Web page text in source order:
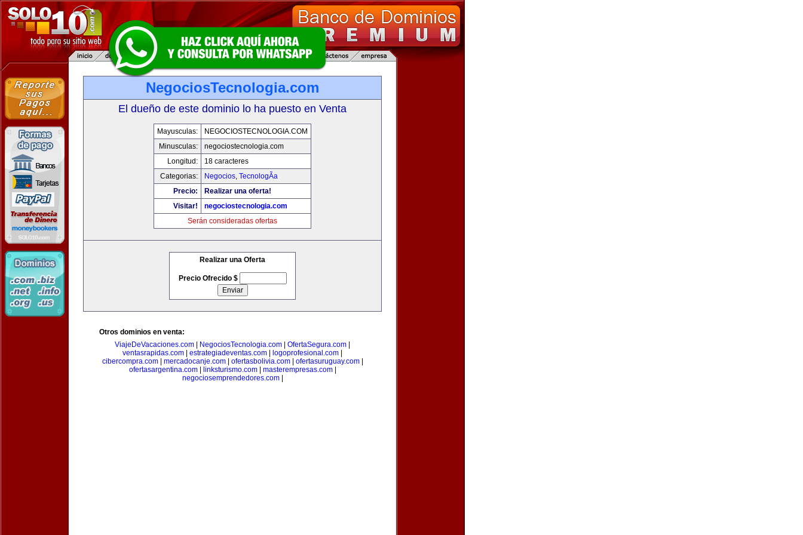
NegociosTecnologia.com
El dueño de este dominio lo ha puesto en Venta
Mayusculas:
NEGOCIOSTECNOLOGIA.COM
Minusculas:
negociostecnologia.com
Longitud:
18 caracteres
Categorias:
Negocios, TecnologÃ­a
Precio:
Realizar una oferta!
Visitar!
negociostecnologia.com
Serán consideradas ofertas
Realizar una Oferta
Precio Ofrecido $
Otros dominios en venta:
ViajeDeVacaciones.com
NegociosTecnologia.com OfertaSegura.com
ventasrapidas.com
estrategiadeventas.com logoprofesional.com
cibercompra.com| mercadocanje.com| ofertasbolivia.com| ofertasuruguay.com|
ofertasargentina.com| linksturismo.com| masterempresas.com|
negociosemprendedores.com|